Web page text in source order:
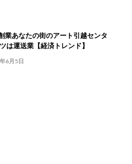
業あなたの街のアート引越センタ
は運送業【経済トレンド】
6月5日